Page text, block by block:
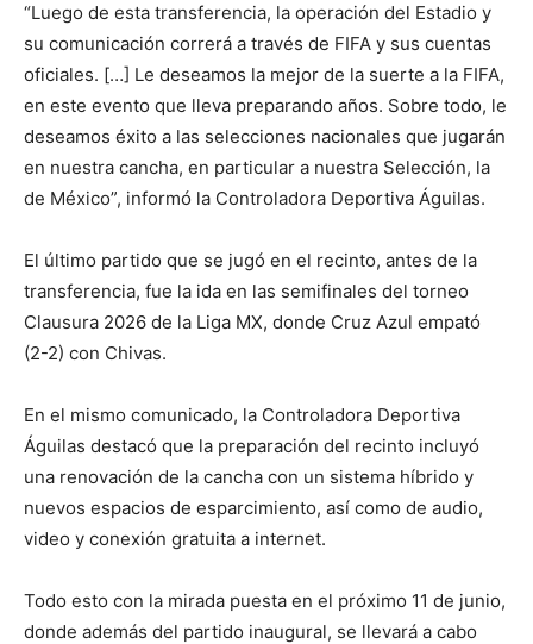
“Luego de esta transferencia, la operación del Estadio y
su comunicación correrá a través de FIFA y sus cuentas
oficiales. […] Le deseamos la mejor de la suerte a la FIFA,
en este evento que lleva preparando años. Sobre todo, le
deseamos éxito a las selecciones nacionales que jugarán
en nuestra cancha, en particular a nuestra Selección, la
de México”, informó la Controladora Deportiva Águilas.
El último partido que se jugó en el recinto, antes de la
transferencia, fue la ida en las semifinales del torneo
Clausura 2026 de la Liga MX, donde Cruz Azul empató
(2-2) con Chivas.
En el mismo comunicado, la Controladora Deportiva
Águilas destacó que la preparación del recinto incluyó
una renovación de la cancha con un sistema híbrido y
nuevos espacios de esparcimiento, así como de audio,
video y conexión gratuita a internet.
Todo esto con la mirada puesta en el próximo 11 de junio,
donde además del partido inaugural, se llevará a cabo